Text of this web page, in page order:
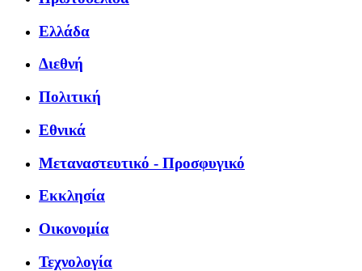
Ελλάδα
Διεθνή
Πολιτική
Εθνικά
Μεταναστευτικό - Προσφυγικό
Εκκλησία
Οικονομία
Τεχνολογία